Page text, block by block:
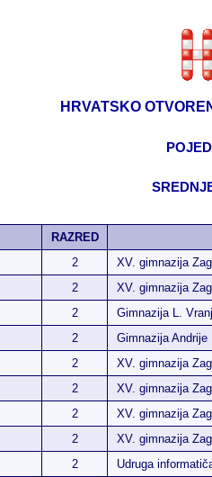
HRVATSKO
RAZRED
2
XV. gimnazija
2
XV. gimnazija
2
Gimnazija L.
2
Gimnazija
2
XV. gimnazija
2
XV. gimnazija
2
XV. gimnazija
2
XV. gimnazija
2
Udruga